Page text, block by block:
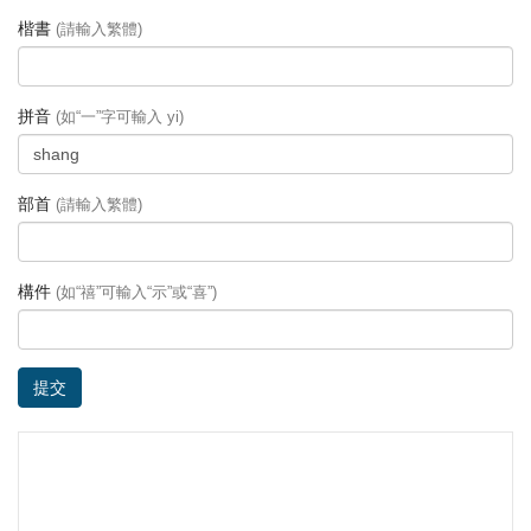
楷書 (請輸入繁體)
拼音 (如“一”字可輸入 yi)
部首 (請輸入繁體)
構件 (如“禧”可輸入“示”或“喜”)
提交